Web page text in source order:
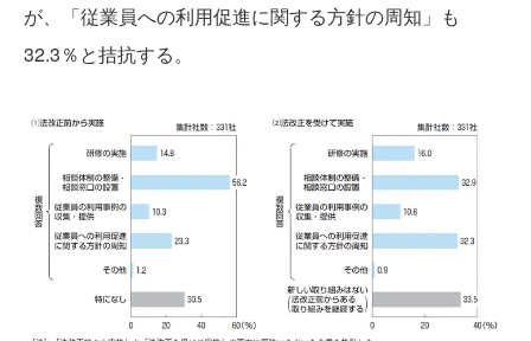
が、「従業員への利用促進に関する方針の周知」も
32.3％と拮抗する。